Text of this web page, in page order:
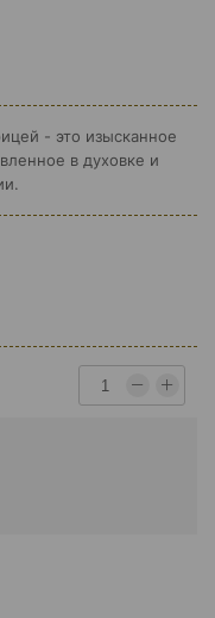
- это изысканное
в духовке и